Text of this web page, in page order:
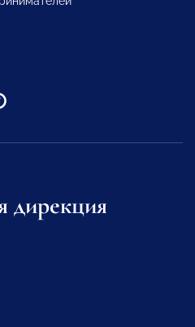
дирекция